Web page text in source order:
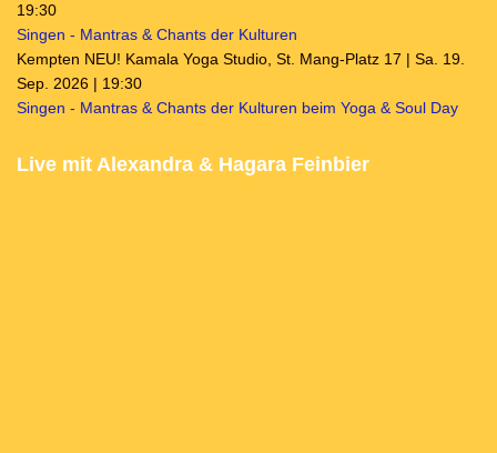
19:30
Singen - Mantras & Chants der Kulturen
Kempten NEU! Kamala Yoga Studio, St. Mang-Platz 17 | Sa. 19.
Sep. 2026 | 19:30
Singen - Mantras & Chants der Kulturen beim Yoga & Soul Day
Live mit Alexandra & Hagara Feinbier